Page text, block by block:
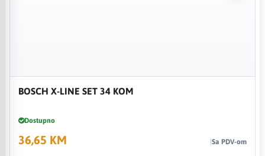
BOSCH X-LINE SET 34 KOM
Dostupno
36,65 KM Sa PDV-om